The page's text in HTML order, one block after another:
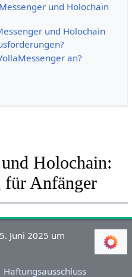
und Holochain
und Holochain
an?
Holochain:
Anfänger
Juni 2025 um
Haftungsausschluss